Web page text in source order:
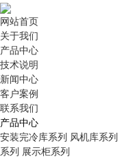
网站首页
关于我们
产品中心
技术说明
新闻中心
客户案例
联系我们
产品中心
安装完冷库系列 风机库系列
系列 展示柜系列